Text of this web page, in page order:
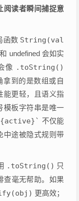
阅读者瞬间捕捉意
函数 String(val
undefined 会如实
像 .toString()
拿到的是数组或自
能更轻，且语义指
模板字符串是唯一
不仅能
中途被隐式规则带
.toString() 只
查毫无帮助。如果
更高效；